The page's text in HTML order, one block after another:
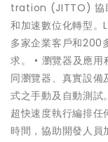
tration (JITTO) 協
和加速數位化轉型
多家企業客戶和200
求。 • 瀏覽器及應
同瀏覽器、真實設
式之手動及自動測
超快速度執行編排
時間，協助開發人員